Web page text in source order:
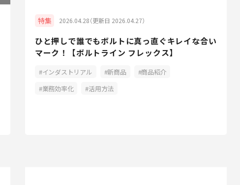
特集 2026.04.28（更新日 2026.04.27）
ひと押しで誰でもボルトに真っ直ぐキレイな合い
マーク！【ボルトライン フレックス】
インダストリアル 新商品
商品紹介
業務効率化
活用方法